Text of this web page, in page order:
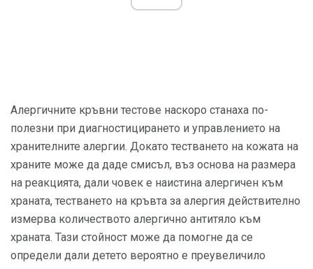
Алергичните кръвни тестове наскоро станаха по-
полезни при диагностицирането и управлението на
хранителните алергии. Докато тестването на кожата на
храните може да даде смисъл, въз основа на размера
на реакцията, дали човек е наистина алергичен към
храната, тестването на кръвта за алергия действително
измерва количеството алергично антитяло към
храната. Тази стойност може да помогне да се
определи дали детето вероятно е преувеличило